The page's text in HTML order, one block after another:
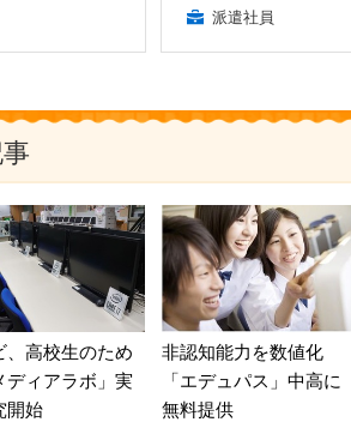
派遣社員
、高校生のため
ディアラボ」実
開始
非認知能力を数値化
「エデュパス」中高に
無料提供